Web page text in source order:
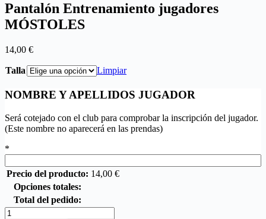
Pantalón Entrenamiento jugadores
MÓSTOLES
14,00 €
Talla Limpiar
NOMBRE Y APELLIDOS JUGADOR
Será cotejado con el club para comprobar la inscripción del jugador.
(Este nombre no aparecerá en las prendas)
*
Precio del producto: 14,00 €
Opciones totales:
Total del pedido: